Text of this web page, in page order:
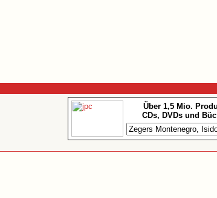
Über 1,5 Mio.
CDs, DVDs und